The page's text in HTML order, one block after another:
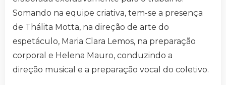
Somando na equipe criativa, tem-se a presença
de Thálita Motta, na direção de arte do
espetáculo, Maria Clara Lemos, na preparação
corporal e Helena Mauro, conduzindo a
direção musical e a preparação vocal do coletivo.